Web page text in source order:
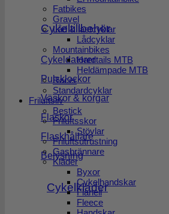
Cykeltillbehör
Cykeldatorer
Pulsklockor
Väskor & korgar
Flaskor
Flaskhållare
Belysning
Cykelkläder
Fatbikes
Gravel
Låd & lastcyklar
Lådcyklar
Mountainbikes
Hardtails MTB
Heldämpade MTB
Racer
Standardcyklar
Friluftsliv
Bestick
Friluftsskor
Stövlar
Friluftsutrustning
Gasbrännare
Kläder
Byxor
Cykelhandskar
Flanell
Fleece